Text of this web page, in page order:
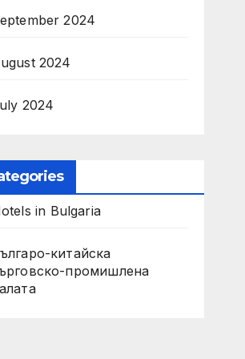
2024
2024
2024
in Bulgaria
китайска
промишлена